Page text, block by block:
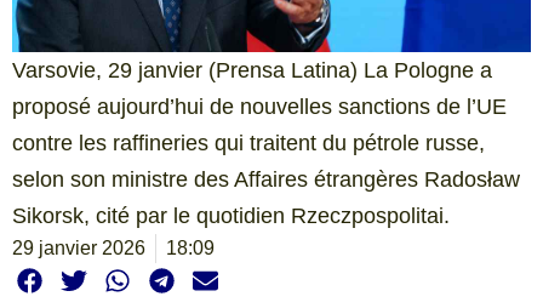
Varsovie, 29 janvier (Prensa Latina) La Pologne a
proposé aujourd’hui de nouvelles sanctions de l’UE
contre les raffineries qui traitent du pétrole russe,
selon son ministre des Affaires étrangères Radosław
Sikorsk, cité par le quotidien Rzeczpospolitai.
29 janvier 2026 18:09